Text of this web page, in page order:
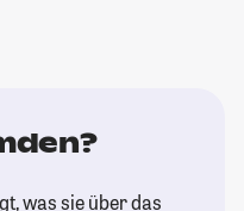
was sie über das